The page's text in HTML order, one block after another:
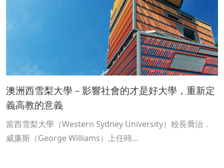
澳洲西雪梨大學－影響社會的才是好大學，重新定
義高教的意義
當西雪梨大學（Western Sydney University）校長喬治．
威廉斯（George Williams）上任時...